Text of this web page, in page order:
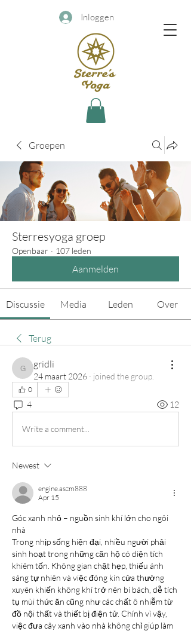
Inloggen
Groepen
Sterresyoga groep
Openbaar · 107 leden
Aanmelden
Discussie Media Leden Over
Terug
gridli
gridli
24 maart 2026 · joined the group.
0
4 12
Write a comment...
Newest
engine.aszm888
Apr 15
Góc xanh nhỏ – nguồn sinh khí lớn cho ngôi
nhà
Trong nhịp sống hiện đại, nhiều người phải
sinh hoạt trong những căn hộ có diện tích
khiêm tốn. Không gian chật hẹp, thiếu ánh
sáng tự nhiên và việc đóng kín cửa thường
xuyên khiến không khí trở nên bí bách, dễ tích
tụ mùi thức ăn cũng như các chất ô nhiễm từ
đồ nội thất và thiết bị điện tử. Chính vì vậy,
việc đưa cây xanh vào nhà không chỉ giúp làm